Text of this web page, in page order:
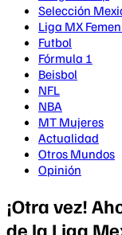
Selección
Liga MX
Futbol
Fórmula 1
Beisbol
NFL
NBA
MT Mujeres
Actualidad
Otros Mundos
Opinión
¡Otra vez!
de la Liga